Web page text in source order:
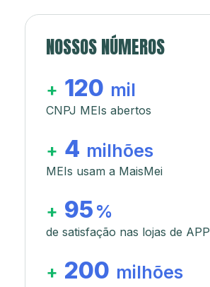
NOSSOS NÚMEROS
+ 120 mil
CNPJ MEIs abertos
+ 4 milhões
MEIs usam a MaisMei
+ 95 %
de satisfação nas lojas de APP
+ 200 milhões